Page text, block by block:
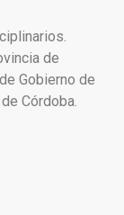
de
Gobierno de
Córdoba.